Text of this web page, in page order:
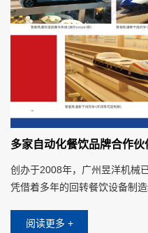
多家自动化餐饮品牌合作伙
创办于2008年，广州昱洋机械
凭借着多年的回转餐饮设备制
阅读更多 +